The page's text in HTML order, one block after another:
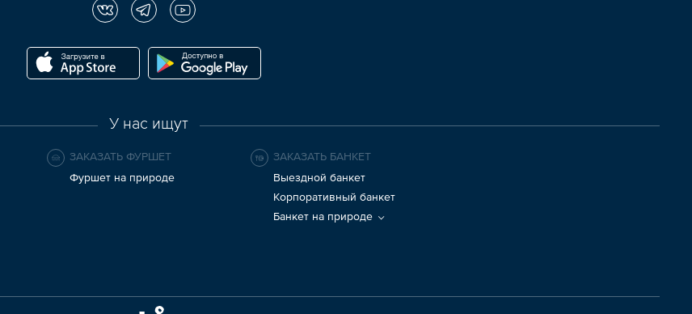
У нас ищут
ЗАКАЗАТЬ ФУРШЕТ
Фуршет на природе
ЗАКАЗАТЬ БАНКЕТ
Выездной банкет
Корпоративный банкет
Банкет на природе